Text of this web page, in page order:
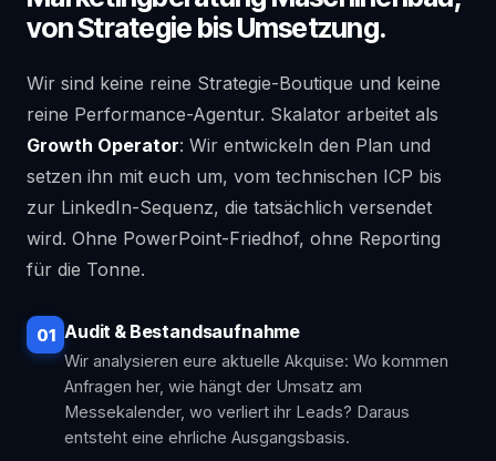
von Strategie bis Umsetzung.
Wir sind keine reine Strategie-Boutique und keine
reine Performance-Agentur. Skalator arbeitet als
Growth Operator: Wir entwickeln den Plan und
setzen ihn mit euch um, vom technischen ICP bis
zur LinkedIn-Sequenz, die tatsächlich versendet
wird. Ohne PowerPoint-Friedhof, ohne Reporting
für die Tonne.
01 Audit & Bestandsaufnahme
Wir analysieren eure aktuelle Akquise: Wo kommen
Anfragen her, wie hängt der Umsatz am
Messekalender, wo verliert ihr Leads? Daraus
entsteht eine ehrliche Ausgangsbasis.